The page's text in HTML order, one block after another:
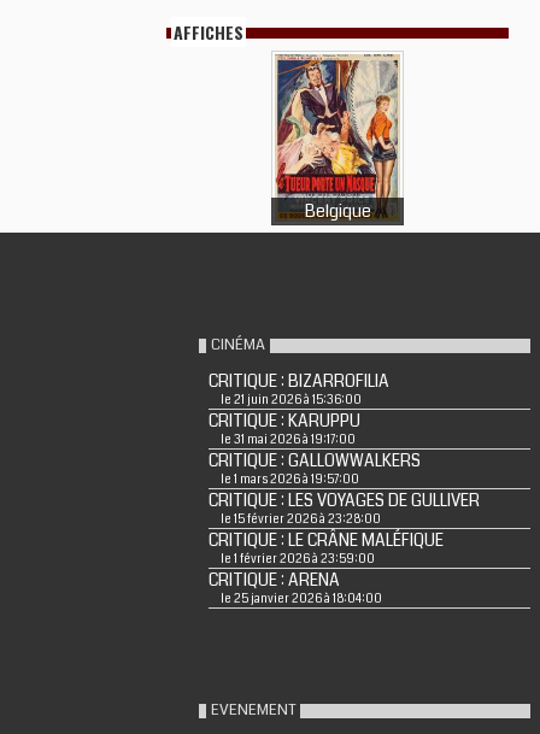
AFFICHES
Belgique
CINÉMA
CRITIQUE : BIZARROFILIA
le 21 juin 2026 à 15:36:00
CRITIQUE : KARUPPU
le 31 mai 2026 à 19:17:00
CRITIQUE : GALLOWWALKERS
le 1 mars 2026 à 19:57:00
CRITIQUE : LES VOYAGES DE GULLIVER
le 15 février 2026 à 23:28:00
CRITIQUE : LE CRÂNE MALÉFIQUE
le 1 février 2026 à 23:59:00
CRITIQUE : ARENA
le 25 janvier 2026 à 18:04:00
EVENEMENT